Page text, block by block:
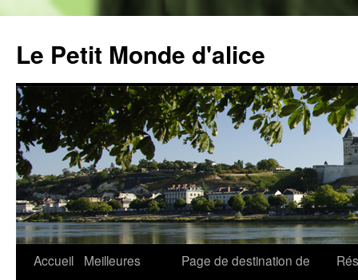
contenu
Le Petit Monde d'alice
Accueil
Meilleures
Page de destination de